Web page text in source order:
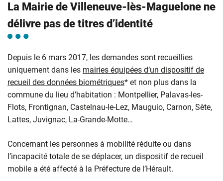
La Mairie de Villeneuve-lès-Maguelone ne
délivre pas de titres d’identité
Depuis le 6 mars 2017, les demandes sont recueillies
uniquement dans les mairies équipées d’un dispositif de
recueil des données biométriques* et non plus dans la
commune du lieu d’habitation : Montpellier, Palavas-les-
Flots, Frontignan, Castelnau-le-Lez, Mauguio, Carnon, Sète,
Lattes, Juvignac, La-Grande-Motte…
Concernant les personnes à mobilité réduite ou dans
l’incapacité totale de se déplacer, un dispositif de recueil
mobile a été affecté à la Préfecture de l’Hérault.